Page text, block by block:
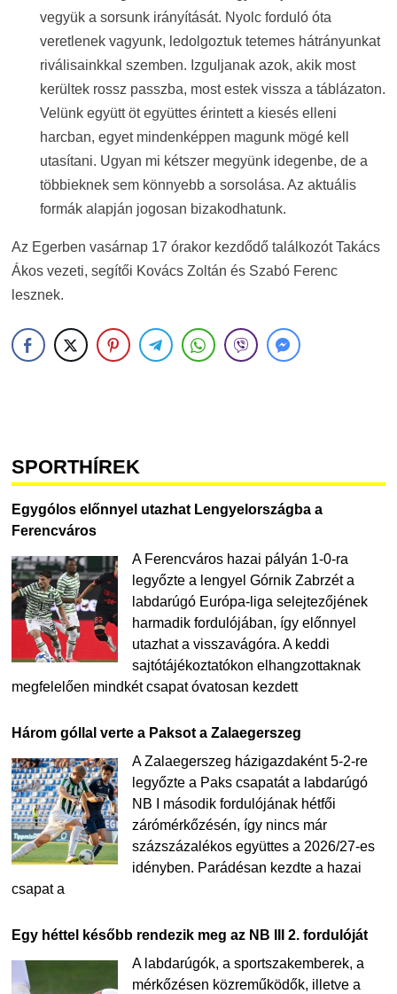
vegyük a sorsunk irányítását. Nyolc forduló óta
veretlenek vagyunk, ledolgoztuk tetemes hátrányunkat
riválisainkkal szemben. Izguljanak azok, akik most
kerültek rossz passzba, most estek vissza a táblázaton.
Velünk együtt öt együttes érintett a kiesés elleni
harcban, egyet mindenképpen magunk mögé kell
utasítani. Ugyan mi kétszer megyünk idegenbe, de a
többieknek sem könnyebb a sorsolása. Az aktuális
formák alapján jogosan bizakodhatunk.
Az Egerben vasárnap 17 órakor kezdődő találkozót Takács
Ákos vezeti, segítői Kovács Zoltán és Szabó Ferenc
lesznek.
SPORTHÍREK
Egygólos előnnyel utazhat Lengyelországba a
Ferencváros
A Ferencváros hazai pályán 1-0-ra
legyőzte a lengyel Górnik Zabrzét a
labdarúgó Európa-liga selejtezőjének
harmadik fordulójában, így előnnyel
utazhat a visszavágóra. A keddi
sajtótájékoztatókon elhangzottaknak
megfelelően mindkét csapat óvatosan kezdett
Három góllal verte a Paksot a Zalaegerszeg
A Zalaegerszeg házigazdaként 5-2-re
legyőzte a Paks csapatát a labdarúgó
NB I második fordulójának hétfői
zárómérkőzésén, így nincs már
százszázalékos együttes a 2026/27-es
idényben. Parádésan kezdte a hazai
csapat a
Egy héttel később rendezik meg az NB III 2. fordulóját
A labdarúgók, a sportszakemberek, a
mérkőzésen közreműködők, illetve a